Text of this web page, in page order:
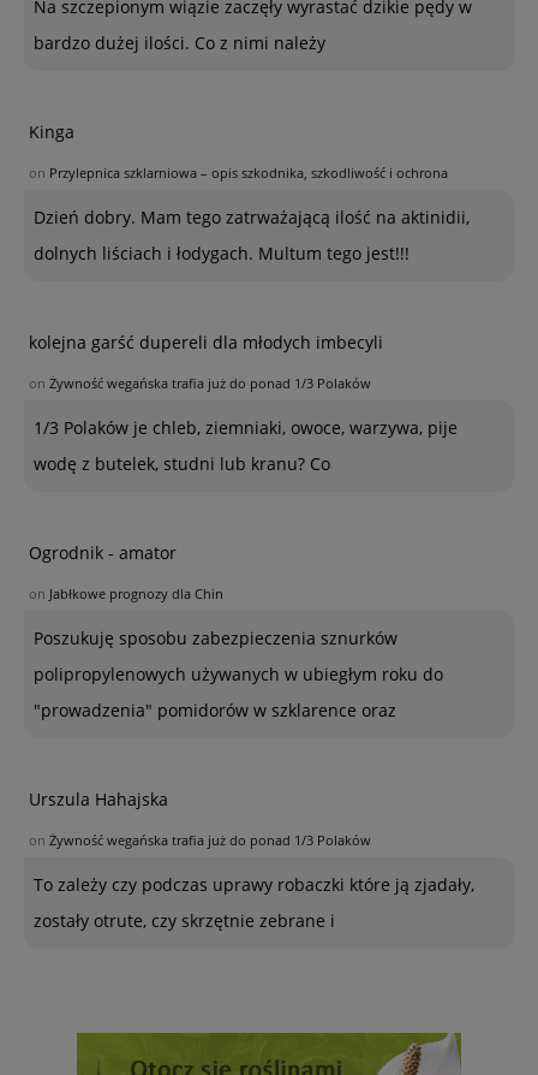
Na szczepionym wiązie zaczęły wyrastać dzikie pędy w
bardzo dużej ilości. Co z nimi należy
Kinga
on Przylepnica szklarniowa – opis szkodnika, szkodliwość i ochrona
Dzień dobry. Mam tego zatrważającą ilość na aktinidii,
dolnych liściach i łodygach. Multum tego jest!!!
kolejna garść dupereli dla młodych imbecyli
on Żywność wegańska trafia już do ponad 1/3 Polaków
1/3 Polaków je chleb, ziemniaki, owoce, warzywa, pije
wodę z butelek, studni lub kranu? Co
Ogrodnik - amator
on Jabłkowe prognozy dla Chin
Poszukuję sposobu zabezpieczenia sznurków
polipropylenowych używanych w ubiegłym roku do
"prowadzenia" pomidorów w szklarence oraz
Urszula Hahajska
on Żywność wegańska trafia już do ponad 1/3 Polaków
To zależy czy podczas uprawy robaczki które ją zjadały,
zostały otrute, czy skrzętnie zebrane i